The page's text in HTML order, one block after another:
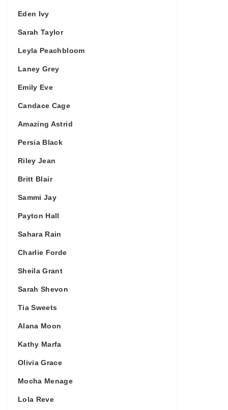
Eden Ivy
Sarah Taylor
Leyla Peachbloom
Laney Grey
Emily Eve
Candace Cage
Amazing Astrid
Persia Black
Riley Jean
Britt Blair
Sammi Jay
Payton Hall
Sahara Rain
Charlie Forde
Sheila Grant
Sarah Shevon
Tia Sweets
Alana Moon
Kathy Marfa
Olivia Grace
Mocha Menage
Lola Reve